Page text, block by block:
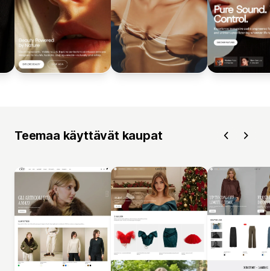
Teemaa käyttävät kaupat